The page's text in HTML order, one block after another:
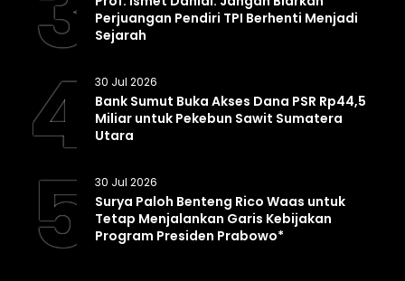
Perjuangan Pendiri TPI Berhenti Menjadi
Sejarah
4 30 Jul 2026
Bank Sumut Buka Akses Dana PSR Rp44,5
Miliar untuk Pekebun Sawit Sumatera
Utara
5 30 Jul 2026
Surya Paloh Benteng Rico Waas untuk
Tetap Menjalankan Garis Kebijakan
Program Presiden Prabowo*